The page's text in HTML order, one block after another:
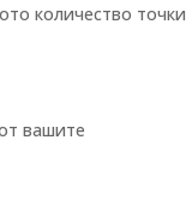
количество точки
вашите